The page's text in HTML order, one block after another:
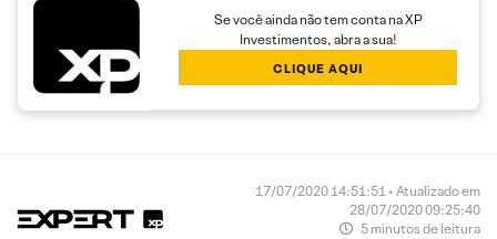
Se você ainda não tem conta na XP
Investimentos, abra a sua!
CLIQUE AQUI
17/07/2020 14:51:51 • Atualizado em
28/07/2020 09:25:40
5 minutos de leitura